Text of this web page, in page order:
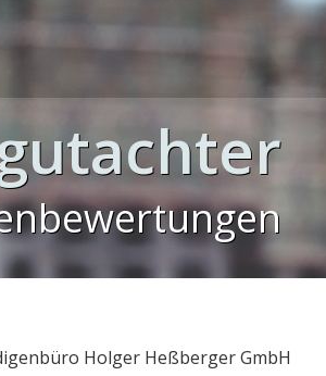
Holger Heßberger GmbH